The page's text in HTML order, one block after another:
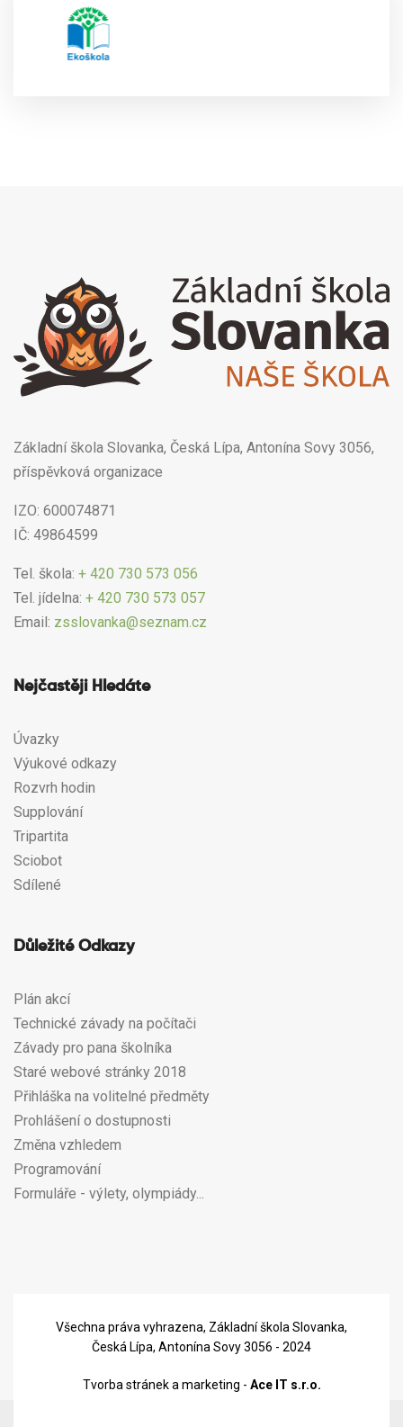
Základní škola Slovanka, Česká Lípa, Antonína Sovy 3056,
příspěvková organizace
IZO: 600074871
IČ: 49864599
Tel. škola: + 420 730 573 056
Tel. jídelna: + 420 730 573 057
Email: zsslovanka@seznam.cz
Nejčastěji Hledáte
Úvazky
Výukové odkazy
Rozvrh hodin
Supplování
Tripartita
Sciobot
Sdílené
Důležité Odkazy
Plán akcí
Technické závady na počítači
Závady pro pana školníka
Staré webové stránky 2018
Přihláška na volitelné předměty
Prohlášení o dostupnosti
Změna vzhledem
Programování
Formuláře - výlety, olympiády...
Všechna práva vyhrazena, Základní škola Slovanka,
Česká Lípa, Antonína Sovy 3056 - 2024
Tvorba stránek a marketing - Ace IT s.r.o.